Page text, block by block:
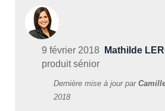
9 février 2018 Mathilde
produit sénior
Dernière mise à jour par
2018